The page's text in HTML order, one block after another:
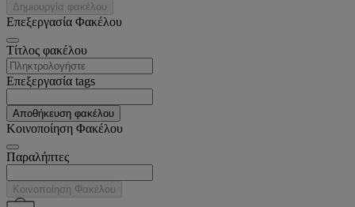
Δημιουργία φακέλου
Επεξεργασία Φακέλου
Tίτλος φακέλου
Επεξεργασία tags
Αποθήκευση φακέλου
Κοινοποίηση Φακέλου
Παραλήπτες
Κοινοποίηση Φακέλου